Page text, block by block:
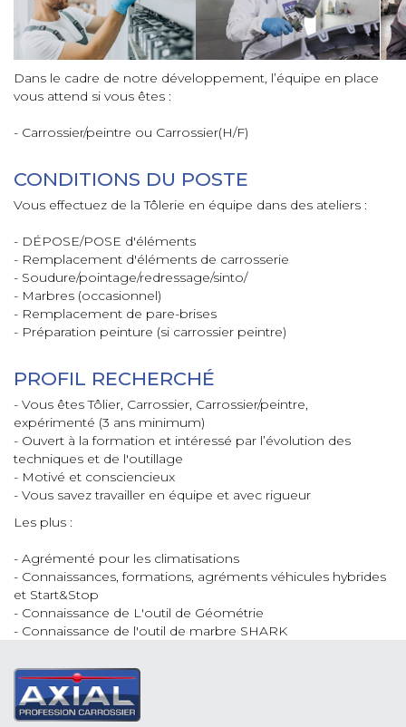
Dans le cadre de notre développement, l’équipe en place
vous attend si vous êtes :
- Carrossier/peintre ou Carrossier(H/F)
CONDITIONS DU POSTE
Vous effectuez de la Tôlerie en équipe dans des ateliers :
- DÉPOSE/POSE d'éléments
- Remplacement d'éléments de carrosserie
- Soudure/pointage/redressage/sinto/
- Marbres (occasionnel)
- Remplacement de pare-brises
- Préparation peinture (si carrossier peintre)
PROFIL RECHERCHÉ
- Vous êtes Tôlier, Carrossier, Carrossier/peintre,
expérimenté (3 ans minimum)
- Ouvert à la formation et intéressé par l’évolution des
techniques et de l'outillage
- Motivé et consciencieux
- Vous savez travailler en équipe et avec rigueur
Les plus :
- Agrémenté pour les climatisations
- Connaissances, formations, agréments véhicules hybrides
et Start&Stop
- Connaissance de L'outil de Géométrie
- Connaissance de l'outil de marbre SHARK